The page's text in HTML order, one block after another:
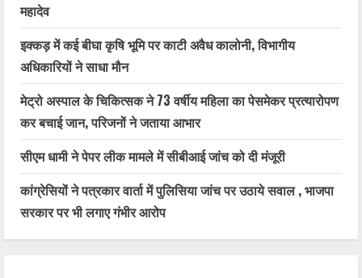
महादेव
इक्कड़ में कई बीघा कृषि भूमि पर काटी अवैध कालोनी, विभागीय
अधिकारियों ने साधा मौन
मेट्रो अस्पाल के चिकित्सक ने 73 वर्षीय महिला का पेसमेकर प्रत्यारोपण
कर बचाई जान, परिजनों ने जताया आभार
सीएम धामी ने पेपर लीक मामले में सीबीआई जांच को दी मंजूरी
कांग्रेसियों ने पत्रकार वार्ता में पुलिसिया जांच पर उठाये सवाल , भाजपा
सरकार पर भी लगाए गंभीर आरोप